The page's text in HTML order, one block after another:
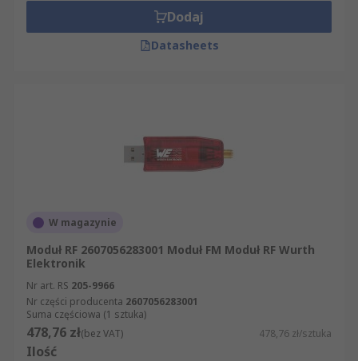
Dodaj
Datasheets
W magazynie
Moduł RF 2607056283001 Moduł FM Moduł RF Wurth
Elektronik
Nr art. RS 205-9966
Nr części producenta 2607056283001
Suma częściowa (1 sztuka)
478,76 zł(bez VAT) 478,76 zł/sztuka
Ilość